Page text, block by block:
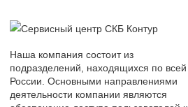
Наша компания состоит из
подразделений, находящихся по всей
России. Основными направлениями
деятельности компании являются